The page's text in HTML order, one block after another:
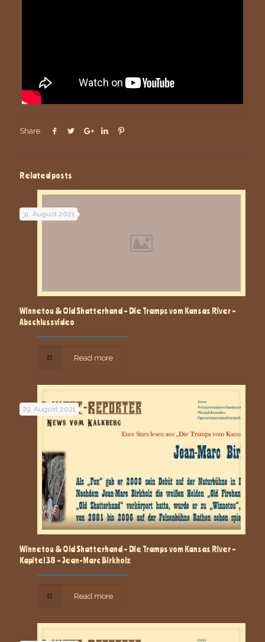
Share
Related posts
31. August 2021
Winnetou & Old Shatterhand – Die Tramps vom Kansas River –
Abschlussvideo
Read more
29. August 2021
Winnetou & Old Shatterhand – Die Tramps vom Kansas River –
Kapitel 38 – Jean-Marc Birkholz
Read more